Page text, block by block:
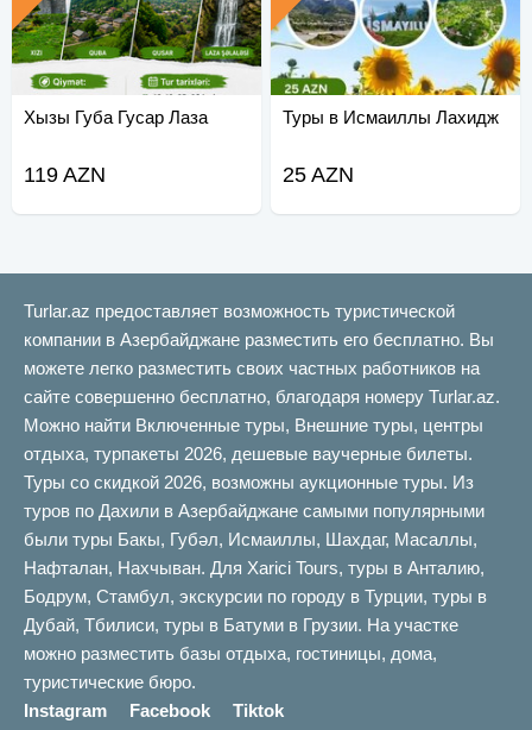
Хызы Губа Гусар Лаза
119 AZN
Туры в Исмаиллы Лахидж
25 AZN
Turlar.az предоставляет возможность туристической
компании в Азербайджане разместить его бесплатно. Вы
можете легко разместить своих частных работников на
сайте совершенно бесплатно, благодаря номеру Turlar.az.
Можно найти Включенные туры, Внешние туры, центры
отдыха, турпакеты 2026, дешевые ваучерные билеты.
Туры со скидкой 2026, возможны аукционные туры. Из
туров по Дахили в Азербайджане самыми популярными
были туры Бакы, Губəл, Исмаиллы, Шахдаг, Масаллы,
Нафталан, Нахчыван. Для Xarici Tours, туры в Анталию,
Бодрум, Стамбул, экскурсии по городу в Турции, туры в
Дубай, Тбилиси, туры в Батуми в Грузии. На участке
можно разместить базы отдыха, гостиницы, дома,
туристические бюро.
Instagram
Facebook
Tiktok